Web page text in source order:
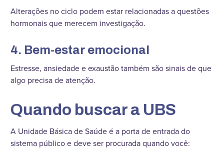
Alterações no ciclo podem estar relacionadas a questões
hormonais que merecem investigação.
4. Bem-estar emocional
Estresse, ansiedade e exaustão também são sinais de que
algo precisa de atenção.
Quando buscar a UBS
A Unidade Básica de Saúde é a porta de entrada do
sistema público e deve ser procurada quando você: